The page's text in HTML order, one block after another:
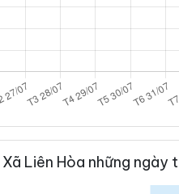
Liên Hòa những ngày